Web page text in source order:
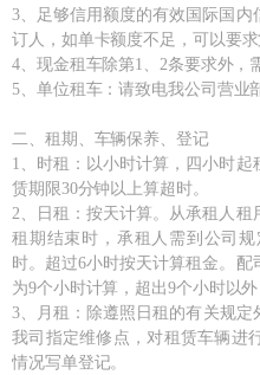
3、足够信用额度的有效国际国
订人，如单卡额度不足，可以要求
4、现金租车除第1、2条要求外，
5、单位租车：请致电我公司营业
二、租期、车辆保养、登记
1、时租：以小时计算，四小时
赁期限30分钟以上算超时。
2、日租：按天计算。从承租人租
租期结束时，承租人需到公司
时。超过6小时按天计算租金。配
为9个小时计算，超出9个小时以外
3、月租：除遵照日租的有关规定
我司指定维修点，对租赁车辆进
情况写单登记。